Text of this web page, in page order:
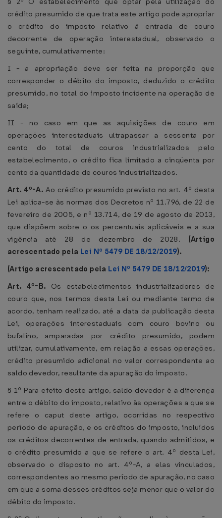
crédito presumido de que trata este artigo pode apropriar
o crédito do imposto relativo à entrada de couro
decorrente de operação interestadual, observado o
seguinte, cumulativamente:
I - a apropriação deve ser feita na proporção que
corresponder o débito do imposto, deduzido o crédito
presumido, no total do imposto incidente na operação de
saída;
II - no caso em que as aquisições de couro em
operações interestaduais ultrapassar a sessenta por
cento do total de couros industrializados pelo
estabelecimento, o crédito fica limitado a cinqüenta por
cento da quantidade de couros industrializados.
Art. 4º-A. Ao crédito presumido previsto no art. 4º desta
Lei aplica-se às normas dos Decretos nº 11.796, de 22 de
fevereiro de 2005, e nº 13.714, de 19 de agosto de 2013,
que dispõem sobre o os percentuais aplicáveis e a sua
vigência até 28 de dezembro de 2028. (Artigo
acrescentado pela Lei Nº 5479 DE 18/12/2019).
(Artigo acrescentado pela Lei Nº 5479 DE 18/12/2019):
Art. 4º-B. Os estabelecimentos industrializadores de
couro que, nos termos desta Lei ou mediante termo de
acordo, tenham realizado, até a data da publicação desta
Lei, operações interestaduais com couro bovino ou
bufalino, amparadas por crédito presumido, podem
utilizar, cumulativamente, em relação a essas operações,
crédito presumido adicional no valor correspondente ao
saldo devedor, resultante da apuração do imposto.
§ 1º Para efeito deste artigo, saldo devedor é a diferença
entre o débito do imposto, relativo às operações a que se
refere o caput deste artigo, ocorridas no respectivo
período de apuração, e os créditos do imposto, incluídos
os créditos decorrentes de entrada, quando admitidos, e
o crédito presumido a que se refere o art. 4º desta Lei,
observado o disposto no art. 4º-A, a elas vinculados,
correspondentes ao mesmo período de apuração, no caso
em que a soma desses créditos seja menor que o valor do
débito do imposto.